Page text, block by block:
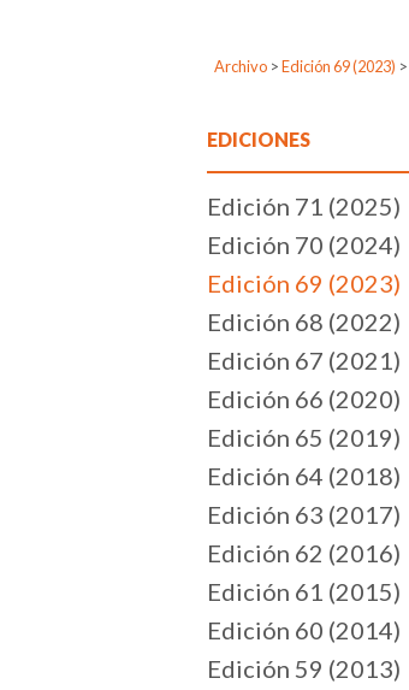
Archivo > Edición 69 (2023) >
EDICIONES
Edición 71 (2025)
Edición 70 (2024)
Edición 69 (2023)
Edición 68 (2022)
Edición 67 (2021)
Edición 66 (2020)
Edición 65 (2019)
Edición 64 (2018)
Edición 63 (2017)
Edición 62 (2016)
Edición 61 (2015)
Edición 60 (2014)
Edición 59 (2013)